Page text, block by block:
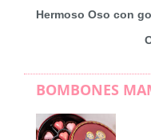
Hermoso Oso con
BOMBONES